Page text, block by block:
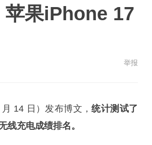
苹果iPhone 17
举报
14 日）发布博文，统计测试了
线充电成绩排名。